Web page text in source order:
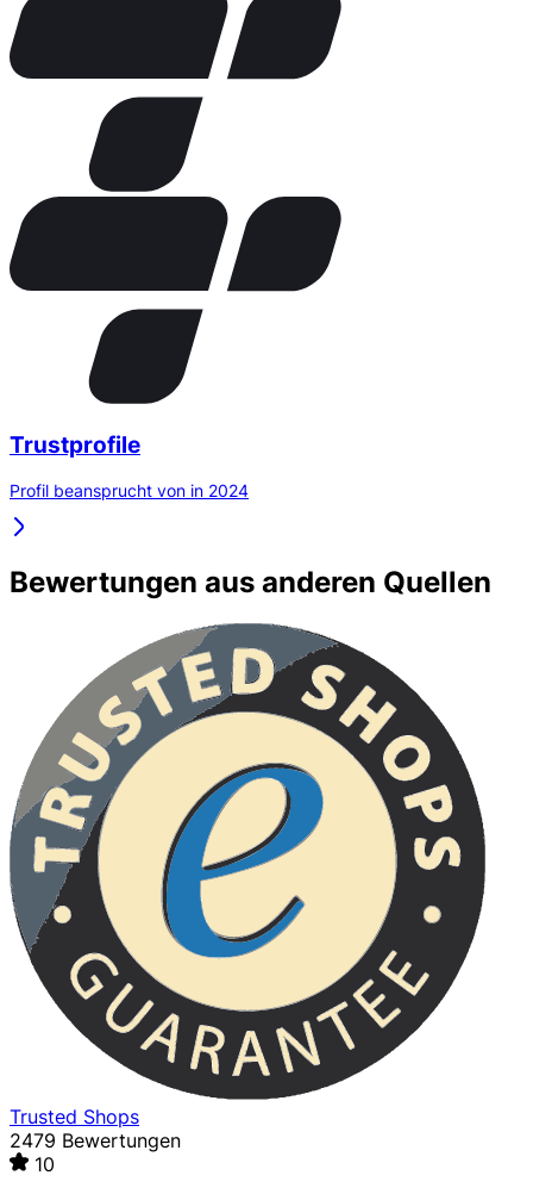
Trustprofile
Profil beansprucht von in 2024
Bewertungen aus anderen Quellen
Trusted Shops
2479 Bewertungen
10